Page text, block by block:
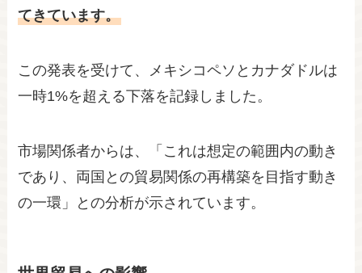
てきています。
この発表を受けて、メキシコペソとカナダドルは
一時1%を超える下落を記録しました。
市場関係者からは、「これは想定の範囲内の動き
であり、両国との貿易関係の再構築を目指す動き
の一環」との分析が示されています。